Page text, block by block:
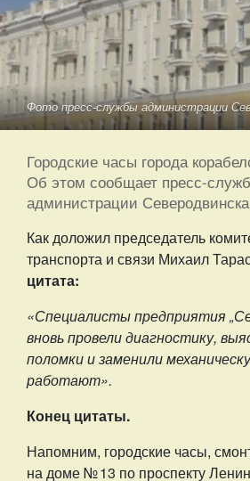
Фото пресс-службы администрации
Городские часы города
Об этом сообщает пресс-
администрации
Как доложил председатель
транспорта и связи Михаил
цитата:
«Специалисты предприятия
вновь провели диагностику,
поломки и заменили
работают».
Конец цитаты.
Напомним, городские часы,
на доме № 13 по проспекту